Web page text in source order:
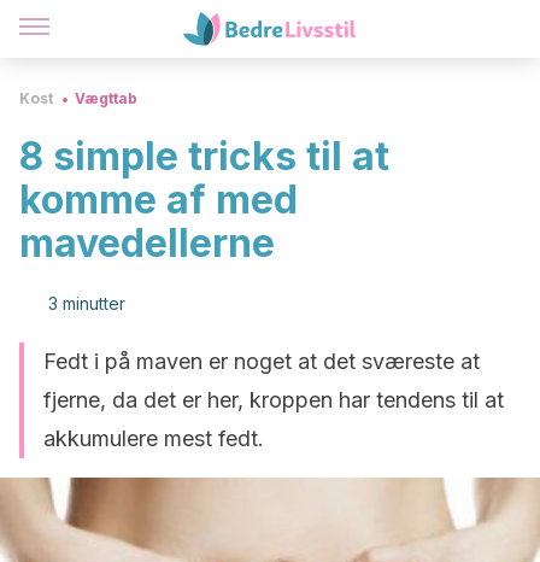
Kost Vægttab
8 simple tricks til at
komme af med
mavedellerne
3 minutter
Fedt i på maven er noget at det sværeste at
fjerne, da det er her, kroppen har tendens til at
akkumulere mest fedt.